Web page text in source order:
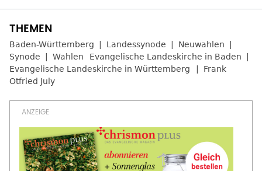
Baden-Württemberg Landessynode
Neuwahlen
Synode
Wahlen
Evangelische Landeskirche in Baden
Evangelische Landeskirche in Württemberg
Frank
Otfried July